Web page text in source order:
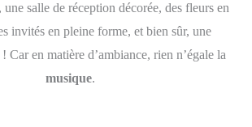
salle de réception décorée, des fleurs en
invités en pleine forme, et bien sûr, une
Car en matière d’ambiance, rien n’égale la
musique.